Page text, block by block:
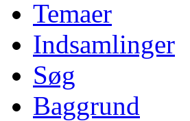
Temaer
Indsamlinger
Søg
Baggrund